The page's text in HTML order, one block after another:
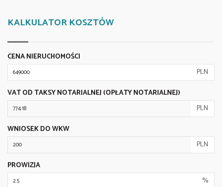
KALKULATOR KOSZTÓW
CENA NIERUCHOMOŚCI
PLN
VAT OD TAKSY NOTARIALNEJ (OPŁATY NOTARIALNEJ)
PLN
WNIOSEK DO WKW
PLN
PROWIZJA
%